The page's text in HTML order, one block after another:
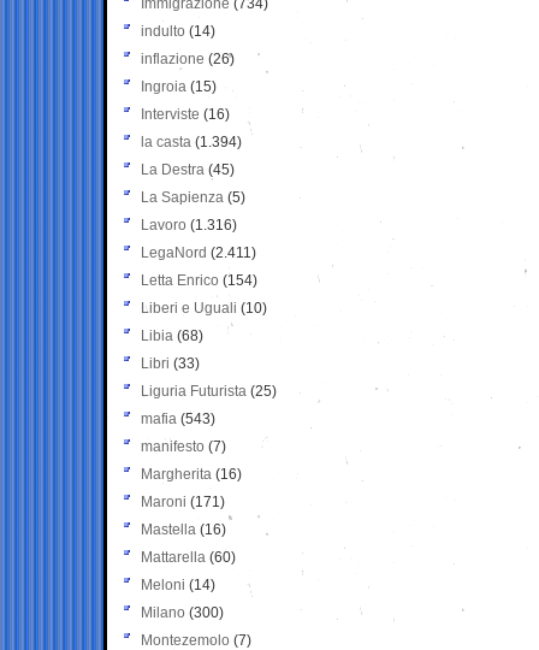
Immigrazione (734)
indulto (14)
inflazione (26)
Ingroia (15)
Interviste (16)
la casta (1.394)
La Destra (45)
La Sapienza (5)
Lavoro (1.316)
LegaNord (2.411)
Letta Enrico (154)
Liberi e Uguali (10)
Libia (68)
Libri (33)
Liguria Futurista (25)
mafia (543)
manifesto (7)
Margherita (16)
Maroni (171)
Mastella (16)
Mattarella (60)
Meloni (14)
Milano (300)
Montezemolo (7)